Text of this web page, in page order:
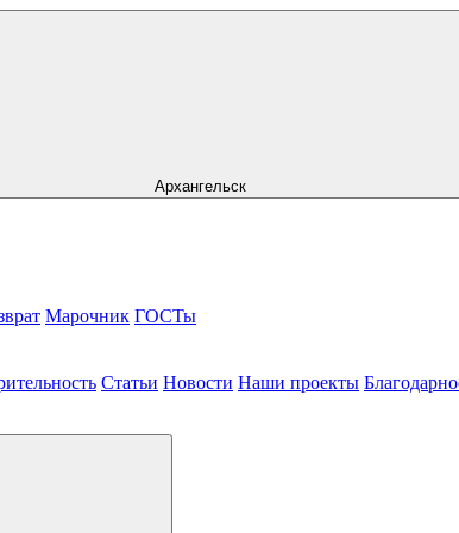
Архангельск
Марочник ГОСТы
Статьи Новости Наши проекты